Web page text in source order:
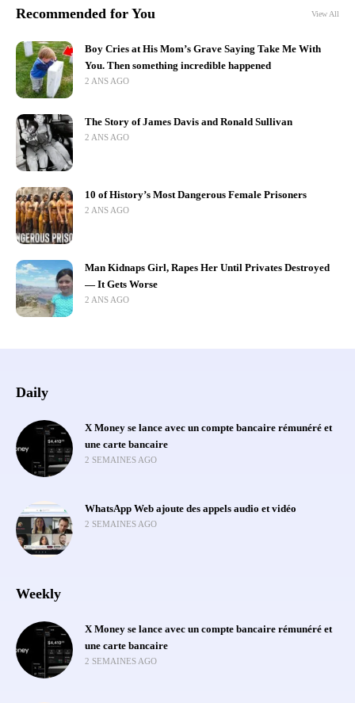
Recommended for You View All
Boy Cries at His Mom’s Grave Saying Take Me With
You. Then something incredible happened
2 ANS AGO
The Story of James Davis and Ronald Sullivan
2 ANS AGO
10 of History’s Most Dangerous Female Prisoners
2 ANS AGO
Man Kidnaps Girl, Rapes Her Until Privates Destroyed
— It Gets Worse
2 ANS AGO
Daily
X Money se lance avec un compte bancaire rémunéré et
une carte bancaire
2 SEMAINES AGO
WhatsApp Web ajoute des appels audio et vidéo
2 SEMAINES AGO
Weekly
X Money se lance avec un compte bancaire rémunéré et
une carte bancaire
2 SEMAINES AGO